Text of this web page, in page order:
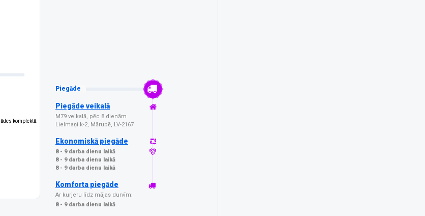
komplektā.
Piegāde
Piegāde veikalā
M79 veikalā, pēc 8 dienām
Lielmaņi k-2, Mārupē, LV-2167
Ekonomiskā piegāde
8 - 9 darba dienu laikā
8 - 9 darba dienu laikā
8 - 9 darba dienu laikā
Komforta piegāde
Ar kurjeru līdz mājas durvīm:
8 - 9 darba dienu laikā